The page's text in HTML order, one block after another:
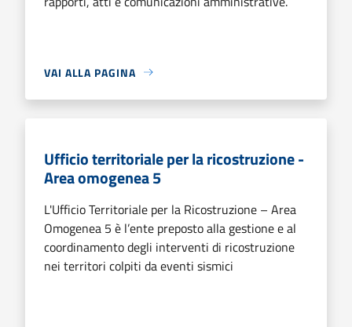
VAI ALLA PAGINA
Ufficio territoriale per la ricostruzione -
Area omogenea 5
L'Ufficio Territoriale per la Ricostruzione – Area
Omogenea 5 è l’ente preposto alla gestione e al
coordinamento degli interventi di ricostruzione
nei territori colpiti da eventi sismici